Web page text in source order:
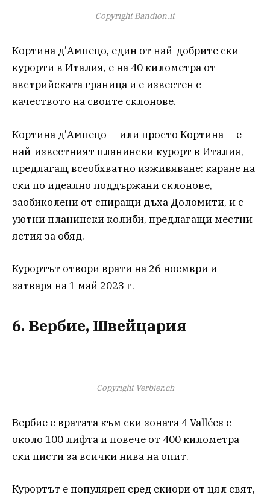
Copyright Bandion.it
Кортина д’Ампецо, един от най-добрите ски
курорти в Италия, е на 40 километра от
австрийската граница и е известен с
качеството на своите склонове.
Кортина д’Ампецо — или просто Кортина — е
най-известният планински курорт в Италия,
предлагащ всеобхватно изживяване: каране на
ски по идеално поддържани склонове,
заобиколени от спиращи дъха Доломити, и с
уютни планински колиби, предлагащи местни
ястия за обяд.
Курортът отвори врати на 26 ноември и
затваря на 1 май 2023 г.
6. Вербие, Швейцария
Copyright Verbier.ch
Вербие е вратата към ски зоната 4 Vallées с
около 100 лифта и повече от 400 километра
ски писти за всички нива на опит.
Курортът е популярен сред скиори от цял свят,